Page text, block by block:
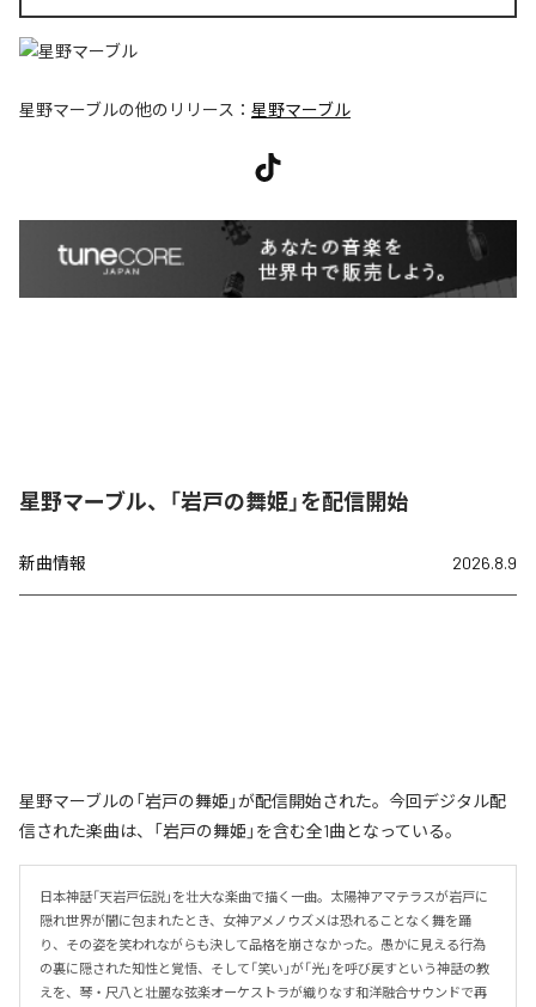
星野マーブルの他のリリース： 星野マーブル
星野マーブル、「岩戸の舞姫」を配信開始
新曲情報 2026.8.9
星野マーブルの「岩戸の舞姫」が配信開始された。今回デジタル配
信された楽曲は、「岩戸の舞姫」を含む全1曲となっている。
日本神話「天岩戸伝説」を壮大な楽曲で描く一曲。太陽神アマテラスが岩戸に
隠れ世界が闇に包まれたとき、女神アメノウズメは恐れることなく舞を踊
り、その姿を笑われながらも決して品格を崩さなかった。愚かに見える行為
の裏に隠された知性と覚悟、そして「笑い」が「光」を呼び戻すという神話の教
えを、琴・尺八と壮麗な弦楽オーケストラが織りなす和洋融合サウンドで再